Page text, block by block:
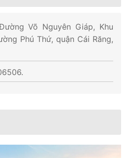
Võ Nguyên Giáp, Khu
Phú Thứ, quận Cái Răng,